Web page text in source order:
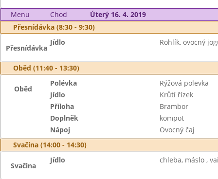
Menu Chod
Úterý 16. 4. 2019
Přesnídávka (8:30 - 9:30)
Přesnídávka
Jídlo Rohlík, ovocný
Oběd (11:40 - 13:30)
Oběd
Polévka
Rýžová polevka
Jídlo
Krůtí řízek
Příloha
Brambor
Doplněk
kompot
Nápoj
Ovocný čaj
Svačina (14:00 - 14:30)
Svačina
Jídlo chleba, máslo ,